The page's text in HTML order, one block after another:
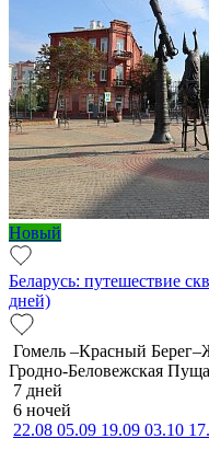
Новый
Беларусь: путешествие
дней)
Гомель –Красный
Гродно-Беловежская
7 дней
6 ночей
22.08 05.09 19.09 03.10